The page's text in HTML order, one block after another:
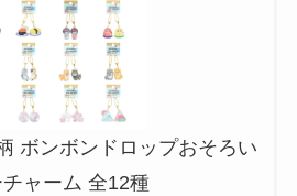
ボンボンドロップおそろい
ャーム 全12種